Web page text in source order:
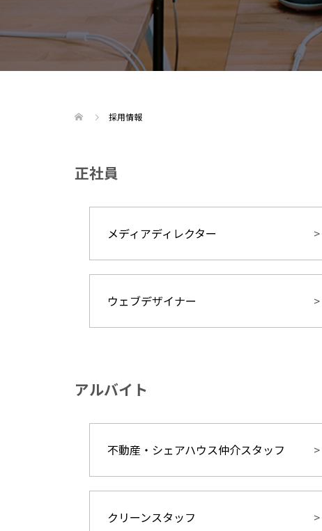
採用情報
正社員
メディアディレクター
ウェブデザイナー
アルバイト
不動産・シェアハウス仲介スタッフ
クリーンスタッフ